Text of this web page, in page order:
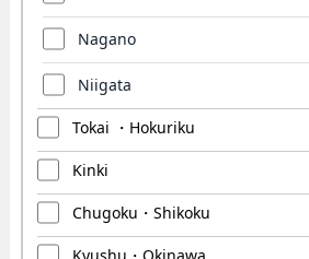
Nagano
Niigata
Tokai ・Hokuriku
Kinki
Chugoku・Shikoku